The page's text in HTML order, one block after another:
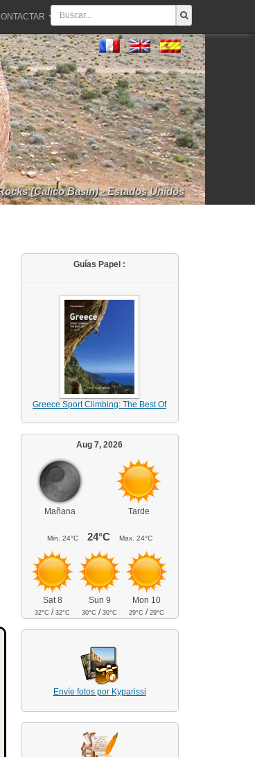
(Calico Basin) - Estados Unidos
Guías Papel :
Greece Sport Climbing: The Best Of
Aug 7, 2026
Mañana Tarde
Min. 24°C 24°C Max. 24°C
Sat 8
32°C /32°C
Sun 9
30°C /30°C
Mon 10
29°C /29°C
Envíe fotos por Kyparissi